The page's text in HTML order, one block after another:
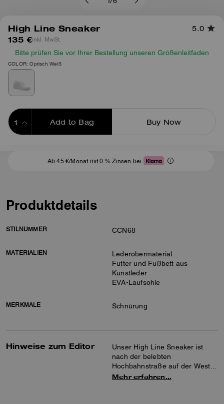
/6
High Line Sneaker 5.0
135 €inkl. MwSt.
Bitte prüfen Sie vor Ihrer Bestellung unseren Größenleitfaden
COLOR: Optisch Weiß
Add to Bag Buy Now
Ab 45 €/Monat mit 0 % Zinsen bei
Produktdetails
STILNUMMER CCN68
MATERIALIEN
Lederobermaterial
Futter und Fußbett aus
Kunstleder
EVA-Laufsohle
MERKMALE Schnürung
Hinweise zum Editor
Unser High Line Sneaker ist
nach der belebten
Hochbahnstraße auf der West
Side von New York benannt und
Mehr erfahren…